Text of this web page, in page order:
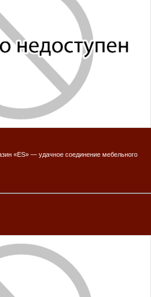
«ES» — удачное соединение мебельного